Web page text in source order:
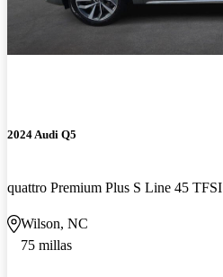
2024 Audi Q5
quattro Premium Plus S Line 45 TFSI
Wilson, NC
75 millas